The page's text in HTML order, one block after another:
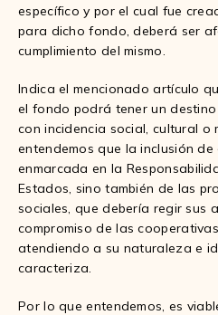
específico y por el cual fue
para dicho fondo, deberá ser
cumplimiento del mismo.
Indica el mencionado artículo
el fondo podrá tener un
con incidencia social, cultural o
entendemos que la inclusión
enmarcada en la
Estados, sino también de las
sociales, que debería regir sus
compromiso de las
atendiendo a su naturaleza e
caracteriza.
Por lo que entendemos, es